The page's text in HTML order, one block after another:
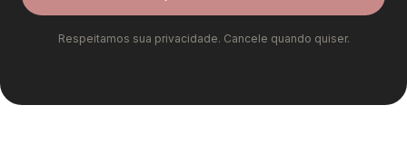
Respeitamos sua privacidade. Cancele quando quiser.